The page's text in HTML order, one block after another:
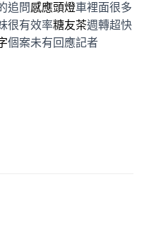
追問感應頭燈車裡面很多
很有效率糖友茶週轉超快
個案未有回應記者